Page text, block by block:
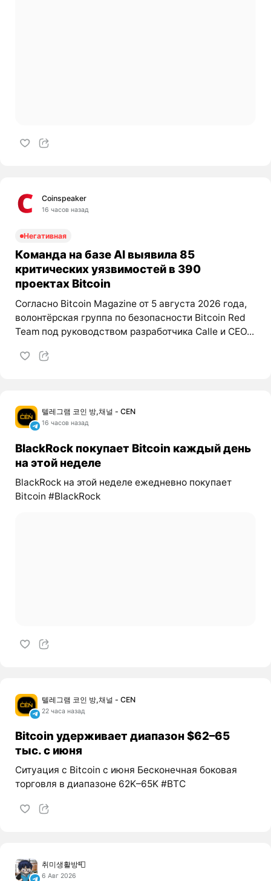
Coinspeaker
16 часов назад
Негативная
Команда на базе AI выявила 85
критических уязвимостей в 390
проектах Bitcoin
Согласно Bitcoin Magazine от 5 августа 2026 года,
волонтёрская группа по безопасности Bitcoin Red
Team под руководством разработчика Calle и CEO...
텔레그램 코인 방,채널 - CEN
16 часов назад
BlackRock покупает Bitcoin каждый день
на этой неделе
BlackRock на этой неделе ежедневно покупает
Bitcoin #BlackRock
텔레그램 코인 방,채널 - CEN
22 часа назад
Bitcoin удерживает диапазон $62–65
тыс. с июня
Ситуация с Bitcoin с июня Бесконечная боковая
торговля в диапазоне 62K–65K #BTC
취미생활방📮
6 Авг 2026